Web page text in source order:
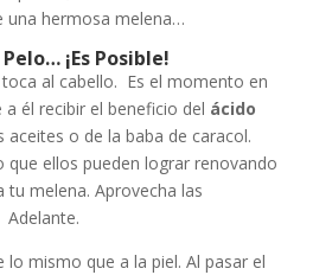
una hermosa melena…
¡Es Posible!
al cabello. Es el momento en
él recibir el beneficio del ácido
aceites o de la baba de caracol.
que ellos pueden lograr renovando
tu melena. Aprovecha las
Adelante.
lo mismo que a la piel. Al pasar el